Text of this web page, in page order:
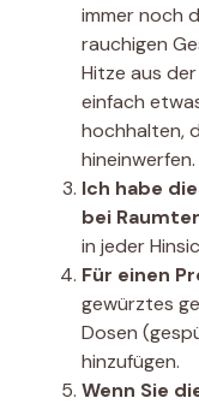
immer noch
rauchigen
Hitze aus
einfach
hochhalten,
hineinwerfen.
Ich habe
bei
in jeder
Für einen
gewürztes
Dosen
hinzufügen.
Wenn Sie